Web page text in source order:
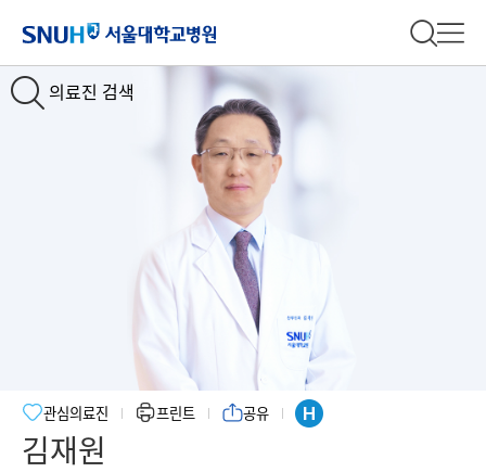
의료진 검색
전체 검
김재원
관심의료진 프린트 공유
Slide1Slide2